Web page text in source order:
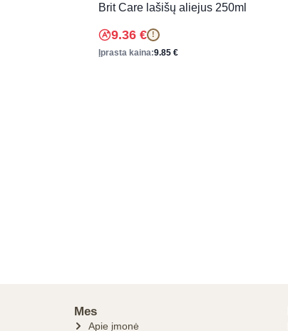
Brit Care lašišų aliejus 250ml
9.36 € !
Įprasta kaina:9.85 €
Mes
Apie įmonė